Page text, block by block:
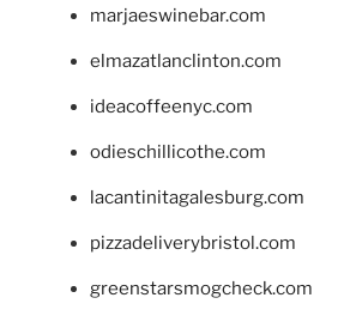
marjaeswinebar.com
elmazatlanclinton.com
ideacoffeenyc.com
odieschillicothe.com
lacantinitagalesburg.com
pizzadeliverybristol.com
greenstarsmogcheck.com